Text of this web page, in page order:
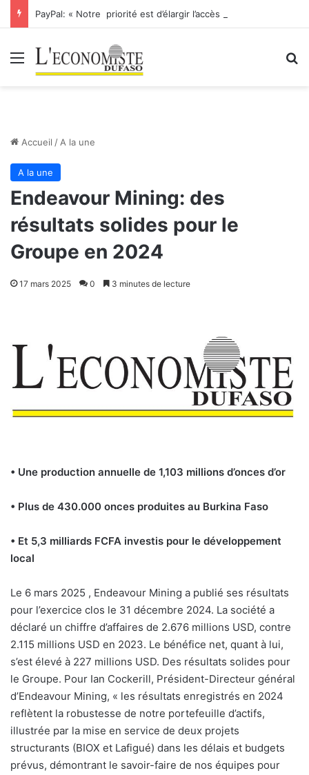
Menu
Accueil / A la une
A la une
Endeavour Mining: des
résultats solides pour le
Groupe en 2024
17 mars 2025 0 3 minutes de lecture
• Une production annuelle de 1,103 millions d’onces d’or
• Plus de 430.000 onces produites au Burkina Faso
• Et 5,3 milliards FCFA investis pour le développement
local
Le 6 mars 2025 , Endeavour Mining a publié ses résultats
pour l’exercice clos le 31 décembre 2024. La société a
déclaré un chiffre d’affaires de 2.676 millions USD, contre
2.115 millions USD en 2023. Le bénéfice net, quant à lui,
s’est élevé à 227 millions USD. Des résultats solides pour
le Groupe. Pour Ian Cockerill, Président-Directeur général
d’Endeavour Mining, « les résultats enregistrés en 2024
reflètent la robustesse de notre portefeuille d’actifs,
illustrée par la mise en service de deux projets
structurants (BIOX et Lafigué) dans les délais et budgets
prévus, démontrant le savoir-faire de nos équipes pour